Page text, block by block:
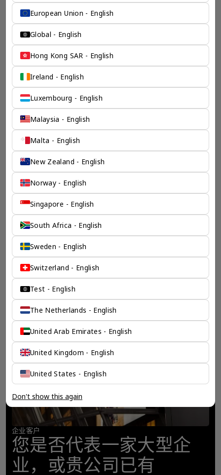
企业客户
您是否代表一家大型企
业，或贵公司已有
European Union - English
Global - English
Hong Kong SAR - English
Ireland - English
Luxembourg - English
Malaysia - English
Malta - English
New Zealand - English
Norway - English
Singapore - English
South Africa - English
Sweden - English
Switzerland - English
Test - English
The Netherlands - English
United Arab Emirates - English
United Kingdom - English
United States - English
Don't show this again